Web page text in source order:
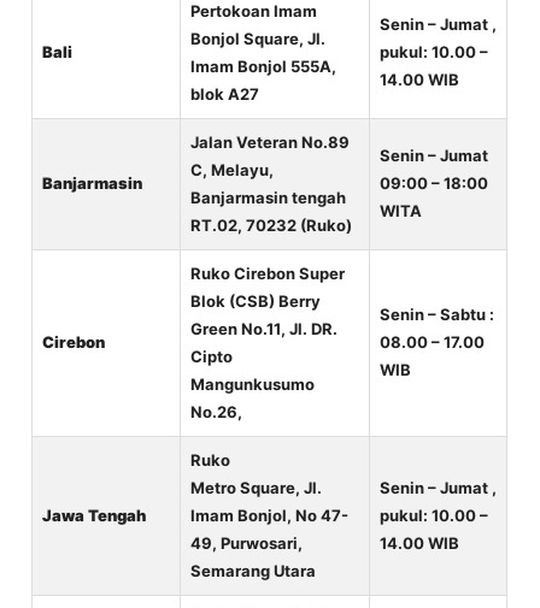
Bali
Pertokoan Imam
Bonjol Square, Jl.
Imam Bonjol 555A,
blok A27
Senin – Jumat ,
pukul: 10.00 –
14.00 WIB
Banjarmasin
Jalan Veteran No.89
C, Melayu,
Banjarmasin tengah
RT.02, 70232 (Ruko)
Senin – Jumat
09:00 – 18:00
WITA
Cirebon
Ruko Cirebon Super
Blok (CSB) Berry
Green No.11, Jl. DR.
Cipto
Mangunkusumo
No.26,
Senin – Sabtu :
08.00 – 17.00
WIB
Jawa Tengah
Ruko
Metro Square, Jl.
Imam Bonjol, No 47-
49, Purwosari,
Semarang Utara
Senin – Jumat ,
pukul: 10.00 –
14.00 WIB